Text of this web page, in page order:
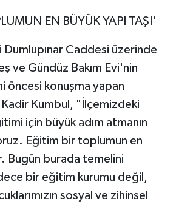
EN BÜYÜK YAPI TAŞI'
Caddesi üzerinde
ve Gündüz Bakım Evi'nin
öncesi konuşma yapan
Kadir Kumbul, "İlçemizdeki
için büyük adım atmanın
Eğitim bir toplumun en
Bugün burada temelini
bir eğitim kurumu değil,
sosyal ve zihinsel